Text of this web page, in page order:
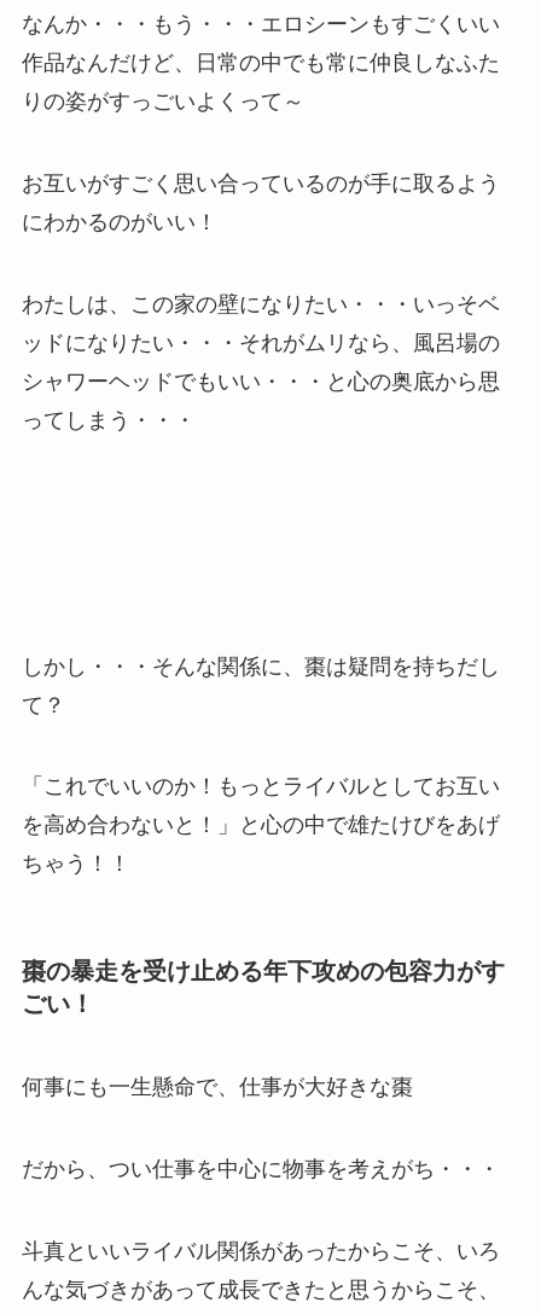
なんか・・・もう・・・エロシーンもすごくいい
作品なんだけど、日常の中でも常に仲良しなふた
りの姿がすっごいよくって～
お互いがすごく思い合っているのが手に取るよう
にわかるのがいい！
わたしは、この家の壁になりたい・・・いっそベ
ッドになりたい・・・それがムリなら、風呂場の
シャワーヘッドでもいい・・・と心の奥底から思
ってしまう・・・
しかし・・・そんな関係に、棗は疑問を持ちだし
て？
「これでいいのか！もっとライバルとしてお互い
を高め合わないと！」と心の中で雄たけびをあげ
ちゃう！！
棗の暴走を受け止める年下攻めの包容力がす
ごい！
何事にも一生懸命で、仕事が大好きな棗
だから、つい仕事を中心に物事を考えがち・・・
斗真といいライバル関係があったからこそ、いろ
んな気づきがあって成長できたと思うからこそ、